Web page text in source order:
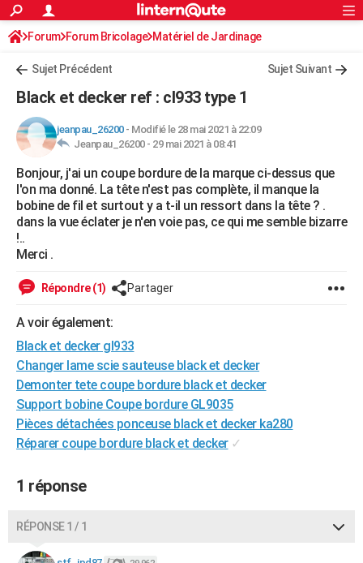
ACTUALITÉS
Politique
Société
Faits Divers
Education
Monde
Villes
+
FINANCE
Retraite
Impôts
Epargne
Immobilier
Risques naturels par ville
Banque
Assurance
Crédit
AUTO
Essais
Réserver un essai
Citadines
Berlines
SUV
Forum auto
+HIGH-TECH
Mobiles
Meilleur smartphone
Internet
Ordinateurs
Jeux vidéo
Guide high-tech
+BRICOLAGE
Forum
Aménagement intérieur
Extérieur
Cuisine
Salle de bains
Jardinage
Rangement
WEEK-END
Guides de France
Escapades
Patrimoine
Expositions
Musées
Week-end nature
LIFESTYLE
SANTE
Alimentation
Guide de la santé
Maladies
Médicaments
Sommeil
VOYAGE
Destinations
City break
Voyage nature
Voyage de noces
Forum
Climat
+PHOTO
GUIDES D'ACHAT
BONS PLANS
CARTE DE VOEUX
S'inscrire
Connexion
Forum Forum Bricolage Matériel de Jardinage
Sujet Précédent Sujet Suivant
Black et decker ref : cl933 type 1
jeanpau_26200- Modifié le 28 mai 2021 à 22:09
Jeanpau_26200 - 29 mai 2021 à 08:41
Bonjour, j'ai un coupe bordure de la marque ci-dessus que
l'on ma donné. La tête n'est pas complète, il manque la
bobine de fil et surtout y a t-il un ressort dans la tête ? .
dans la vue éclater je n'en voie pas, ce qui me semble bizarre
!..
Merci .
Répondre (1) Partager
A voir également:
Black et decker gl933
Changer lame scie sauteuse black et decker
Demonter tete coupe bordure black et decker
Support bobine Coupe bordure GL9035
Pièces détachées ponceuse black et decker ka280
Réparer coupe bordure black et decker ✓
1 réponse
RÉPONSE 1 / 1